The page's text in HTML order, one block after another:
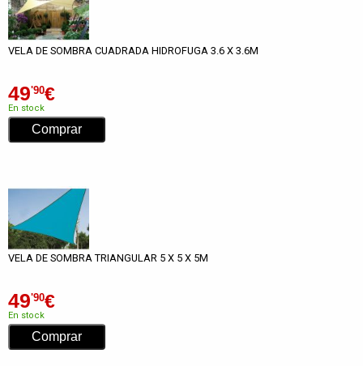
VELA DE SOMBRA CUADRADA HIDROFUGA 3.6 X 3.6M
49'90€
En stock
VELA DE SOMBRA TRIANGULAR 5 X 5 X 5M
49'90€
En stock